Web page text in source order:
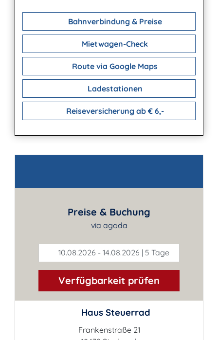
Bahnverbindung & Preise
Mietwagen-Check
Route via Google Maps
Ladestationen
Reiseversicherung ab € 6,-
Preise & Buchung
via agoda
10.08.2026 - 14.08.2026 | 5 Tage
Verfügbarkeit prüfen
Haus Steuerrad
Frankenstraße 21